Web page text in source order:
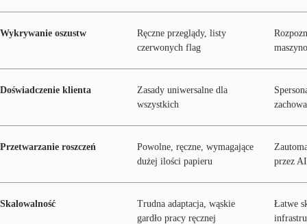
Wykrywanie oszustw
Ręczne przeglądy, listy
czerwonych flag
Doświadczenie klienta
Zasady uniwersalne dla
wszystkich
Przetwarzanie roszczeń
Powolne, ręczne, wymagające
dużej ilości papieru
przez
Skalowalność
Trudna adaptacja, wąskie
gardło pracy ręcznej
Łatwe